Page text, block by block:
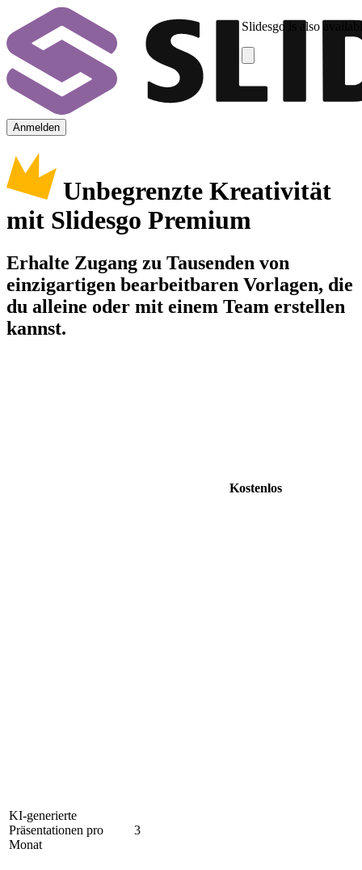
Slidesgo is also
Anmelden
Unbegrenzte Kreativität
mit Slidesgo Premium
Erhalte Zugang zu Tausenden von
einzigartigen bearbeitbaren Vorlagen, die
du alleine oder mit einem Team erstellen
kannst.
Kostenlos
KI-generierte
Präsentationen pro
Monat
3